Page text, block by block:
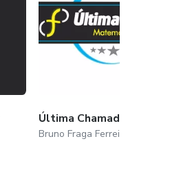
Última Chamada
Bruno Fraga Ferreira